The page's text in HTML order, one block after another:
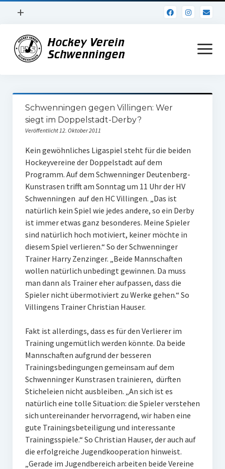
Menü
+
Impressum
Datenschutz
Menü
öffnen
Verein
Daten und Fakten
Online Jubiläum
Vereinsheim
Hockey Shirts
FSJ Stelle
W U16
W U12
M U18
Internationale Hallenhockeyturnier
Zocker Reloaded
Galerie
Jugend Sponsoring
Schwenningen gegen Villingen: Wer
siegt im Doppelstadt-Derby?
Veröffentlicht 12. Oktober 2011
Kein gewöhnliches Ligaspiel steht für die beiden
Hockeyvereine der Doppelstadt auf dem
Programm. Auf dem Schwenninger Deutenberg-
Kunstrasen trifft am Sonntag um 11 Uhr der HV
Schwenningen auf den HC Villingen. „Das ist
natürlich kein Spiel wie jedes andere, so ein Derby
ist immer etwas ganz besonderes. Meine Spieler
sind natürlich hoch motiviert, keiner möchte in
diesem Spiel verlieren.“ So der Schwenninger
Trainer Harry Zenzinger. „Beide Mannschaften
wollen natürlich unbedingt gewinnen. Da muss
man dann als Trainer eher aufpassen, dass die
Spieler nicht übermotiviert zu Werke gehen.“ So
Villingens Trainer Christian Hauser.
Fakt ist allerdings, dass es für den Verlierer im
Training ungemütlich werden könnte. Da beide
Mannschaften aufgrund der besseren
Trainingsbedingungen gemeinsam auf dem
Schwenninger Kunstrasen trainieren, dürften
Sticheleien nicht ausbleiben. „An sich ist es
natürlich eine tolle Situation: die Spieler verstehen
sich untereinander hervorragend, wir haben eine
gute Trainingsbeteiligung und interessante
Trainingsspiele.“ So Christian Hauser, der auch auf
die erfolgreiche Jugendkooperation hinweist.
„Gerade im Jugendbereich arbeiten beide Vereine